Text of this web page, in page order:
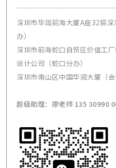
深圳市华润前海大厦A座32层
办）
深圳市前海蛇口自贸区价值工
设计公司（蛇口分办）
深圳市南山区中国华润大厦（会
超级助理：廖老师 135 30990